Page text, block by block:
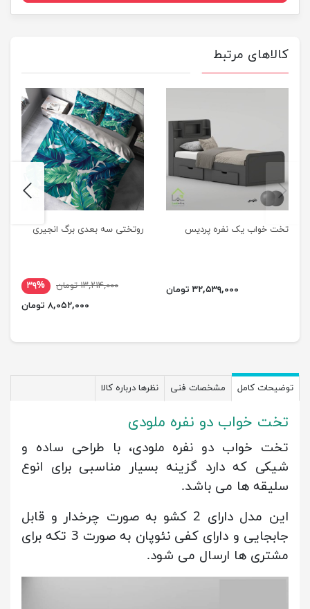
کالاهای مرتبط
تخت خواب یک نفره پردیس
۳۲,۵۳۹,۰۰۰ تومان
روتختی سه بعدی برگ انجیری
۱۳,۲۱۴,۰۰۰ تومان
۳۹%
۸,۰۵۲,۰۰۰ تومان
previus
توضیحات کامل مشخصات فنی نظرها درباره کالا
تخت خواب دو نفره ملودی
تخت خواب دو نفره ملودی، با طراحی ساده و
شیکی که دارد گزینه بسیار مناسبی برای انوع
سلیقه ها می باشد.
این مدل دارای 2 کشو به صورت چرخدار و قابل
جابجایی و دارای کفی نئوپان به صورت 3 تکه برای
مشتری ها ارسال می شود.